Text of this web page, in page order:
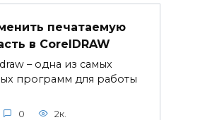
печатаемую
в CorelDRAW
– одна из самых
программ для работы
0 2к.